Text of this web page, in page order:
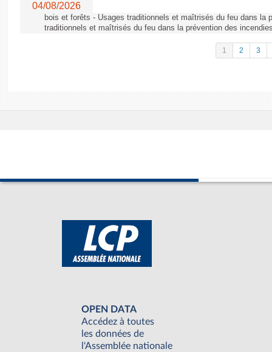
04/08/2026
bois et forêts - Usages traditionnels et maîtrisés du feu dans la
traditionnels et maîtrisés du feu dans la prévention des
1 2 3
OPEN DATA
Accédez à toutes
les données de
l'Assemblée nationale